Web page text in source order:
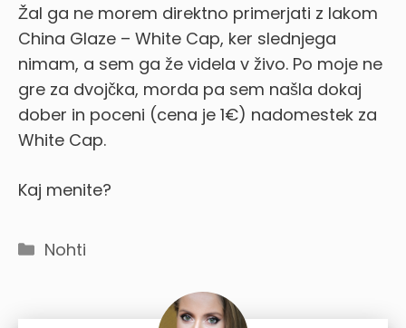
Žal ga ne morem direktno primerjati z lakom
China Glaze – White Cap, ker slednjega
nimam, a sem ga že videla v živo. Po moje ne
gre za dvojčka, morda pa sem našla dokaj
dober in poceni (cena je 1€) nadomestek za
White Cap.
Kaj menite?
Categories
Nohti